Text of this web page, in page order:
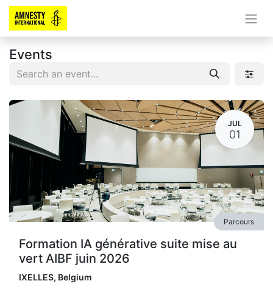
Events
JUL
01
Formation IA générative suite mise au
vert AIBF juin 2026
Parcours
IXELLES, Belgium